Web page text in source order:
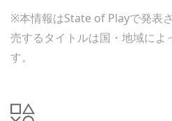
※本情報はState of Playで発表
売するタイトルは国・地域によ
す。